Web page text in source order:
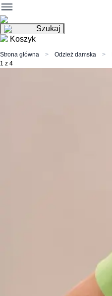
Szukaj
Koszyk
Strona główna Odzież damska
1 z 4